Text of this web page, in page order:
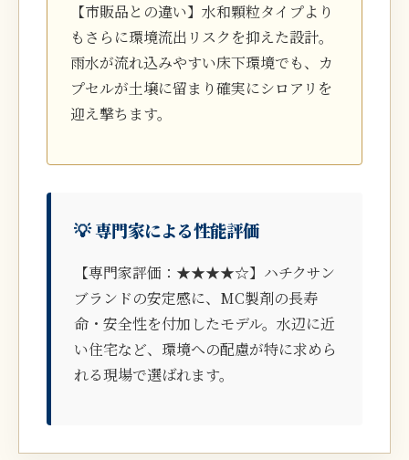
【市販品との違い】水和顆粒タイプより
もさらに環境流出リスクを抑えた設計。
雨水が流れ込みやすい床下環境でも、カ
プセルが土壌に留まり確実にシロアリを
迎え撃ちます。
💡 専門家による性能評価
【専門家評価：★★★★☆】ハチクサン
ブランドの安定感に、MC製剤の長寿
命・安全性を付加したモデル。水辺に近
い住宅など、環境への配慮が特に求めら
れる現場で選ばれます。